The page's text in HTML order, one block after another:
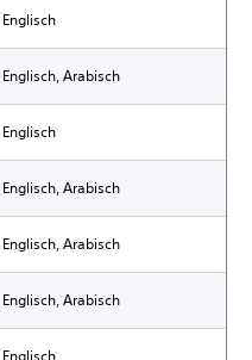
Englisch
Englisch, Arabisch
Englisch
Englisch, Arabisch
Englisch, Arabisch
Englisch, Arabisch
Englisch